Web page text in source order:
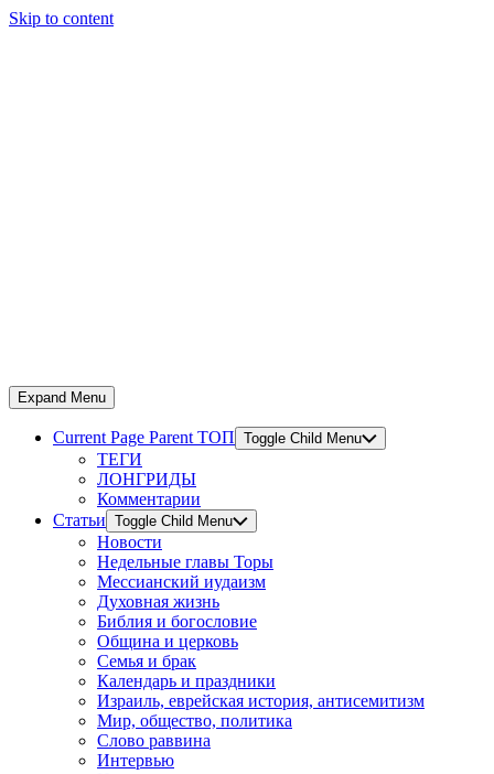
Skip to content
Expand Menu
Current Page Parent ТОП Toggle Child Menu
ТЕГИ
ЛОНГРИДЫ
Комментарии
Статьи Toggle Child Menu
Новости
Недельные главы Торы
Мессианский иудаизм
Духовная жизнь
Библия и богословие
Община и церковь
Семья и брак
Календарь и праздники
Израиль, еврейская история, антисемитизм
Мир, общество, политика
Слово раввина
Интервью